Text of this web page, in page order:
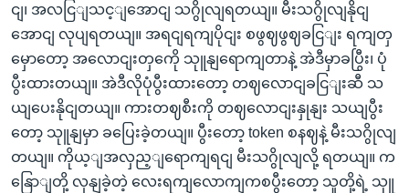
ငျ၊ အလငြျသင့ျအောငျ သဂွိုလျရတယျ။ မီးသဂွိုလျနိုငျ
အောငျ လုပျရတယျ။ အရငျရကျပိုငျး စဖွဈဖွဈခငြျး ရကျတှ
မှောတော့ အလောငျးတှကေို သုူနျရောကျတာနဲ့ အဲဒီမှာခပြွီး၊ ပုံ
ပွီးထားတယျ။ အဲဒီလိုပုံပွီးထားတော့ တဈလောငျခငြျးဆီ သ
ယျပေးနိုငျတယျ။ ကားတဈစီးကို တဈလောငျးနှုနျး သယျပွီး
တော့ သုူနျမှာ ခပြေးခဲ့တယျ။ ပွီးတော့ token စနဈနဲ့ မီးသဂွိုလျ
တယျ။ ကိုယ့ျအလှည့ျရောကျရငျ မီးသဂွိုလျလို့ ရတယျ။ က
နြောျတို့ လှနျခဲ့တဲ့ လေးရကျလောကျကစပွီးတော့ သူတို့ရဲ့ သုူ